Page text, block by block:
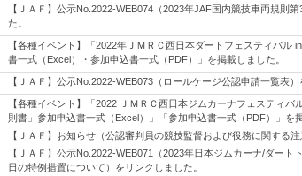
【ＪＡＦ】公示No.2022-WEB074（2023年JAF国内競技車両規則
た。
【各種イベント】「2022年ＪＭＲＣ西日本ダートフェスティバル
書一式（Excel）・参加申込書一式（PDF）」を掲載しました。
【ＪＡＦ】公示No.2022-WEB073（ロールケージ公認申請一覧表）
【各種イベント】「2022 ＪＭＲＣ西日本ジムカーナフェスティ
則書」参加申込書一式（Excel）」「参加申込書一式（PDF）」を
【ＪＡＦ】お知らせ（公認審判員の競技監督および役務に関する
【ＪＡＦ】公示No.2022-WEB071（2023年日本ジムカーナ/ダー
日の特例措置について）をリンクしました。